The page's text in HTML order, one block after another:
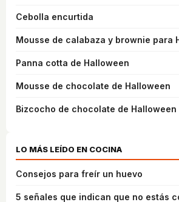
Cebolla encurtida
Mousse de calabaza y brownie para
Panna cotta de Halloween
Mousse de chocolate de Halloween
Bizcocho de chocolate de Halloween
LO MÁS LEÍDO EN COCINA
Consejos para freír un huevo
5 señales que indican que no estás